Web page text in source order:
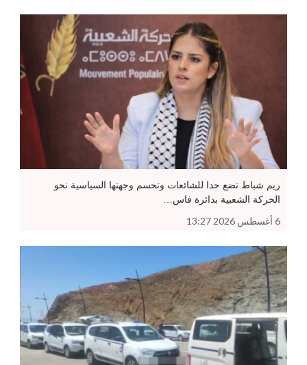
ريم شباط تضع حدا للشائعات وتحسم وجهتها السياسية نحو
الحركة الشعبية بدائرة فاس…
6 أغسطس 2026 13:27